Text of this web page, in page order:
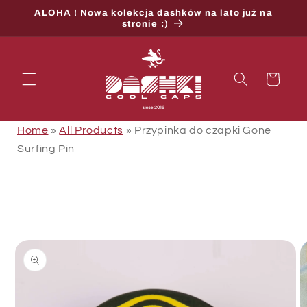
doALOHA ! Nowa kolekcja dashków na lato już na
stronie :)
Koszyk
Home »All Products » Przypinka do czapki Gone
Surfing Pin
przejść
do
informacji